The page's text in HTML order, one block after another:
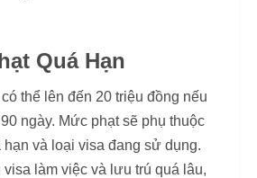
Quá Hạn
thể lên đến 20 triệu đồng nếu
ngày. Mức phạt sẽ phụ thuộc
và loại visa đang sử dụng.
làm việc và lưu trú quá lâu,